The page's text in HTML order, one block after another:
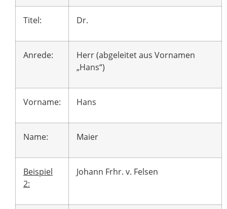
Titel: Dr.
Anrede:
Herr (abgeleitet aus Vornamen
„Hans“)
Vorname: Hans
Name: Maier
Beispiel
2:
Johann Frhr. v. Felsen